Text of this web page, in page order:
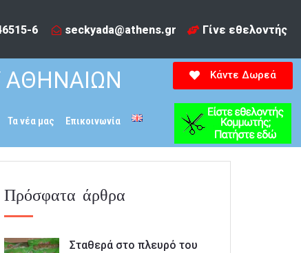
6​ seckyada@athens.gr Γίνε εθελοντής
Τα νέα μας Επικοινωνία
Κάντε Δωρεά
Πρόσφατα άρθρα
Σταθερά στο πλευρό του